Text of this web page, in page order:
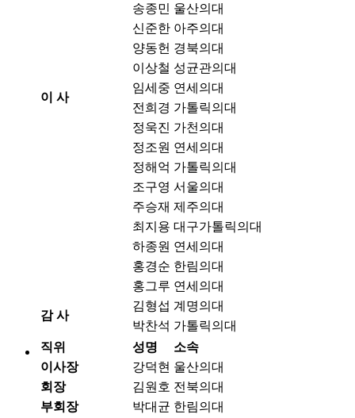
이 사
송종민 울산의대
신준한 아주의대
양동헌 경북의대
이상철 성균관의대
임세중 연세의대
전희경 가톨릭의대
정욱진 가천의대
정조원 연세의대
정해억 가톨릭의대
조구영 서울의대
주승재 제주의대
최지용 대구가톨릭의대
하종원 연세의대
홍경순 한림의대
홍그루 연세의대
감 사
김형섭 계명의대
박찬석 가톨릭의대
직위
성명
소속
이사장
강덕현 울산의대
회장
김원호 전북의대
부회장
박대균 한림의대